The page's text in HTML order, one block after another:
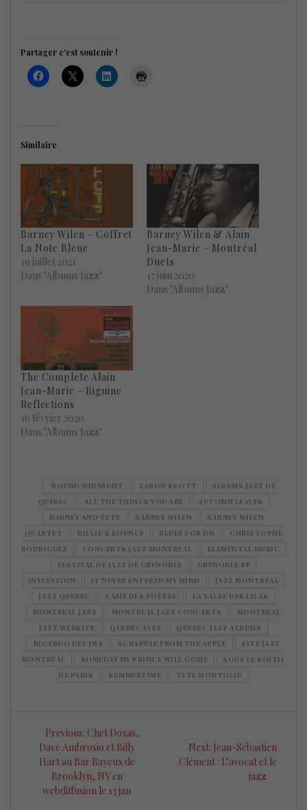
Partager c'est soutenir !
Similaire
Barney Wilen – Coffret
La Note Bleue
19 juillet 2021
Dans "Albums Jazz"
Barney Wilen & Alain
Jean-Marie – Montréal
Duets
17 juin 2020
Dans "Albums Jazz"
The Complete Alain
Jean-Marie – Biguine
Reflections
16 février 2020
Dans "Albums Jazz"
‘ROUND MIDNIGHT AARON SCOTT
ALBUMS JAZZ DU
QUÉBEC
ALL THE THINGS YOU ARE
AUTOMN LEAVES
BARNEY AND TETE
BARNEY WILEN
BARNEY WILEN
QUARTET
BILLIE’S BOUNCE BLUES FOR DN
CHRISTOPHE
RODRIGUEZ
CONCERTS JAZZ MONTREAL
ELEMENTAL MUSIC
FESTIVAL DE JAZZ DE GRENOBLE
GRENOBLE 88
INVITATION
IT NEVER ENTERED MY MIND
JAZZ MONTRÉAL
JAZZ QUEBEC
L’ÂME DES POÈTES
LA VALSE DES LILAS
MONTREAL JAZZ
MONTREAL JAZZ CONCERTS
MONTREAL
JAZZ WEBSITE
QUEBEC JAZZ
QUEBEC JAZZ ALBUMS
RICARDO DEL FRA
SCRAPPLE FROM THE APPLE
SITE JAZZ
MONTREAL
SOMEDAY MY PRINCE WILL COME
SOUS LE SOLEIL
DE PARIS
SUMMERTIME TETE MONTOLIU
Navigation
l’article
Previous: Previous
post:
Chet Doxas,
Dave Ambrosio et Billy
Hart au Bar Bayeux de
Brooklyn, NY en
webdiffusion le 13 jan
Next: Next
post:
Jean-Sébastien
Clément : L’avocat et le
jazz